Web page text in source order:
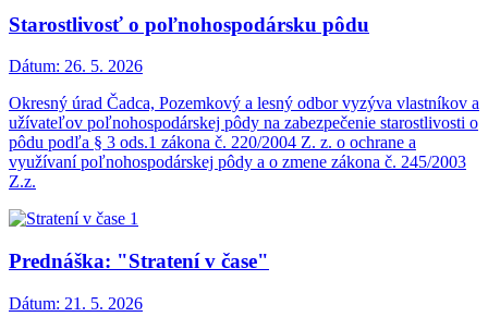
Starostlivosť o poľnohospodársku pôdu
Dátum: 26. 5. 2026
Okresný úrad Čadca, Pozemkový a lesný odbor vyzýva vlastníkov a
užívateľov poľnohospodárskej pôdy na zabezpečenie starostlivosti o
pôdu podľa § 3 ods.1 zákona č. 220/2004 Z. z. o ochrane a
využívaní poľnohospodárskej pôdy a o zmene zákona č. 245/2003
Z.z.
Prednáška: "Stratení v čase"
Dátum: 21. 5. 2026